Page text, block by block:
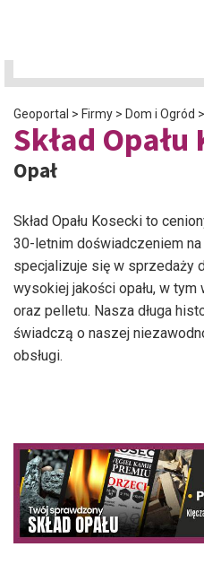
Geoportal > Firmy > Dom i Ogród >
Skład Opału
Opał
Skład Opału Kosecki to
30-letnim doświadczeniem na
specjalizuje się w sprzedaży
wysokiej jakości opału, w
oraz pelletu. Nasza długa
świadczą o naszej
obsługi.